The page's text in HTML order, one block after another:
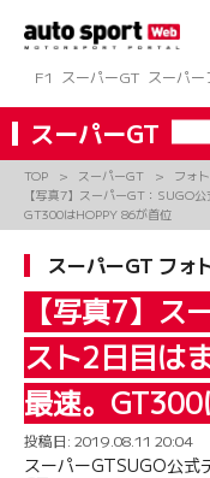
ツ
へ
ス
キ
F1 スーパーGT スーパ
スーパーGT
TOP スーパーGT
フォト
【写真7】スーパーGT：SUGO
GT300はHOPPY 86が首位
スーパーGT フォ
【写真7】ス
スト2日目は
最速。
投稿日: 2019.08.11 20:04
スーパーGTSUGO公式